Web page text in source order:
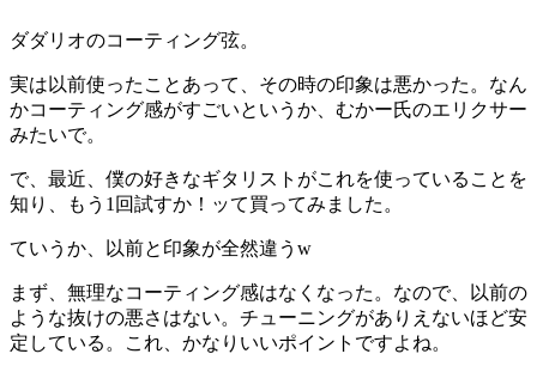
ダダリオのコーティング弦。
実は以前使ったことあって、その時の印象は悪かった。なん
かコーティング感がすごいというか、むかー氏のエリクサー
みたいで。
で、最近、僕の好きなギタリストがこれを使っていることを
知り、もう1回試すか！ッて買ってみました。
ていうか、以前と印象が全然違うw
まず、無理なコーティング感はなくなった。なので、以前の
ような抜けの悪さはない。チューニングがありえないほど安
定している。これ、かなりいいポイントですよね。